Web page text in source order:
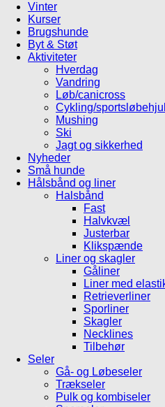
Vinter
Kurser
Brugshunde
Byt & Støt
Aktiviteter
Hverdag
Vandring
Løb/canicross
Cykling/sportsløbehjul
Mushing
Ski
Jagt og sikkerhed
Nyheder
Små hunde
Hålsbånd og liner
Halsbånd
Fast
Halvkvæl
Justerbar
Klikspænde
Liner og skagler
Gåliner
Liner med
Retrieverliner
Sporliner
Skagler
Necklines
Tilbehør
Seler
Gå- og Løbeseler
Trækseler
Pulk og kombiseler